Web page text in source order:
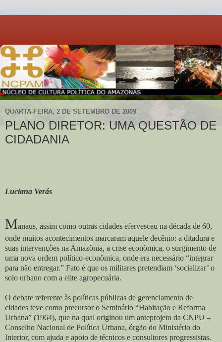
QUARTA-FEIRA, 2 DE SETEMBRO DE 2009
PLANO DIRETOR: UMA QUESTÃO DE
CIDADANIA
Luciana Verás
Manaus, assim como outras cidades efervesceu na década de 60,
onde muitos acontecimentos marcaram aquele decênio: a ditadura e
suas intervenções na Amazônia, a crise econômica, o surgimento de
uma nova ordem político-econômica, onde era necessário “integrar
para não entregar.” Fato é que os militares pretendiam ‘socializar’ o
solo urbano com a elite agropecuária.
O debate referente às políticas públicas de gerenciamento de
cidades teve como precursor o Seminário “Habitação e Reforma
Urbana” (1964), que na qual originou um anteprojeto da CNPU –
Conselho Nacional de Política Urbana, órgão do Ministério do
Interior, com ajuda e apoio de técnicos e consultores progressistas.